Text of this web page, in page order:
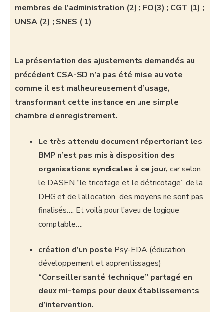
membres de l’administration (2) ; FO(3) ; CGT (1) ;
UNSA (2) ; SNES ( 1)
La présentation des ajustements demandés au
précédent CSA-SD n’a pas été mise au vote
comme il est malheureusement d’usage,
transformant cette instance en une simple
chambre d’enregistrement.
Le très attendu document répertoriant les
BMP n’est pas mis à disposition des
organisations syndicales à ce jour, car selon
le DASEN “le tricotage et le détricotage” de la
DHG et de l’allocation des moyens ne sont pas
finalisés…. Et voilà pour l’aveu de logique
comptable….
création d’un poste Psy-EDA (éducation,
développement et apprentissages)
“Conseiller santé technique” partagé en
deux mi-temps pour deux établissements
d’intervention.